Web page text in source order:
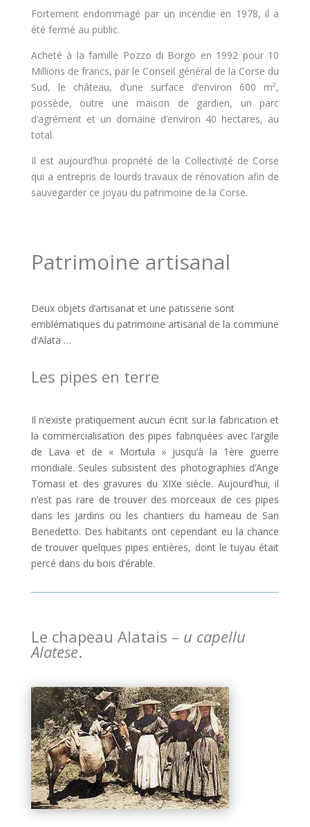
Fortement endommagé par un incendie en 1978, il a
été fermé au public.
Acheté à la famille Pozzo di Borgo en 1992 pour 10
Millions de francs, par le Conseil général de la Corse du
Sud, le château, d’une surface d’environ 600 m²,
possède, outre une maison de gardien, un parc
d’agrément et un domaine d’environ 40 hectares, au
total.
Il est aujourd’hui propriété de la Collectivité de Corse
qui a entrepris de lourds travaux de rénovation afin de
sauvegarder ce joyau du patrimoine de la Corse.
Patrimoine artisanal
Deux objets d’artisanat et une patisserie sont
emblématiques du patrimoine artisanal de la commune
d’Alata …
Les pipes en terre
Il n’existe pratiquement aucun écrit sur la fabrication et
la commercialisation des pipes fabriquées avec l’argile
de Lava et de « Mortula » jusqu’à la 1ère guerre
mondiale. Seules subsistent des photographies d’Ange
Tomasi et des gravures du XIXe siècle. Aujourd’hui, il
n’est pas rare de trouver des morceaux de ces pipes
dans les jardins ou les chantiers du hameau de San
Benedetto. Des habitants ont cependant eu la chance
de trouver quelques pipes entières, dont le tuyau était
percé dans du bois d’érable.
Le chapeau Alatais – u capellu
Alatese.